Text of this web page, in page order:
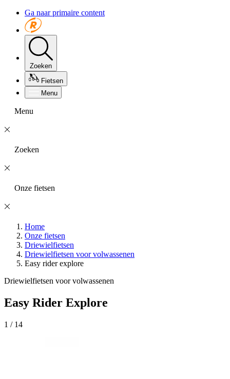
Ga naar primaire content
Zoeken
Fietsen
Menu
Menu
Zoeken
Onze fietsen
Home
Onze fietsen
Driewielfietsen
Driewielfietsen voor volwassenen
Easy rider explore
Driewielfietsen voor volwassenen
Easy Rider Explore
1 / 14